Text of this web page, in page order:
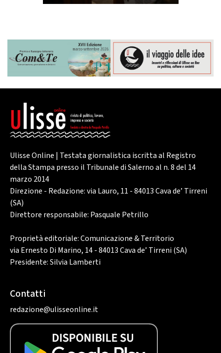
Ulisse Online | Testata giornalistica iscritta al Registro
della Stampa presso il Tribunale di Salerno al n. 8 del 14
marzo 2014
Direzione - Redazione: via Lauro, 11 - 84013 Cava de’ Tirreni
(SA)
Direttore responsabile: Pasquale Petrillo
Proprietà editoriale: Comunicazione & Territorio
via Ernesto Di Marino, 14 - 84013 Cava de’ Tirreni (SA)
Presidente: Silvia Lamberti
Contatti
redazione@ulisseonline.it